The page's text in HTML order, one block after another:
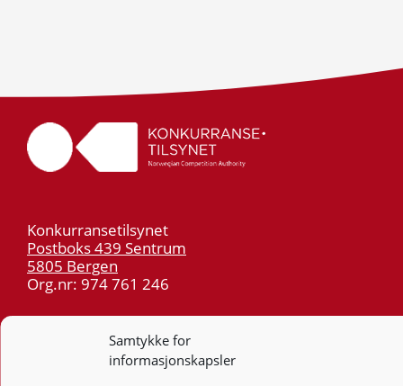
Samtykke for
informasjonskapsler
Konkurransetilsynet
Postboks 439 Sentrum
5805 Bergen
Org.nr: 974 761 246
55 59 75 00
post@kt.no